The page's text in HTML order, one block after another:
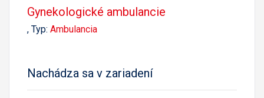
Gynekologické ambulancie
, Typ: Ambulancia
Nachádza sa v zariadení